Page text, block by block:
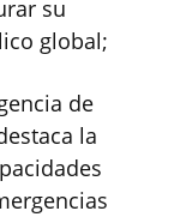
su
global;
de
la